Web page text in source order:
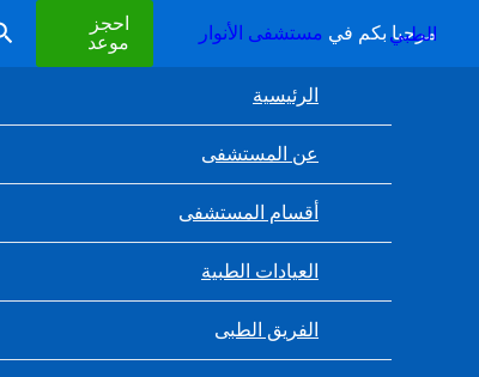
مرحبا بكم في
مستشفى الأنوار الطبي
احجز
موعد
الرئيسية
عن المستشفى
أقسام المستشفى
العيادات الطبية
الفريق الطبى